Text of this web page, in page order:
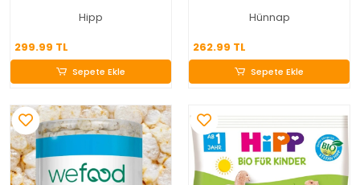
Hipp
299.99 TL
299.99 TL
Sepete Ekle
Hünnap
262.99 TL
262.99 TL
Sepete Ekle